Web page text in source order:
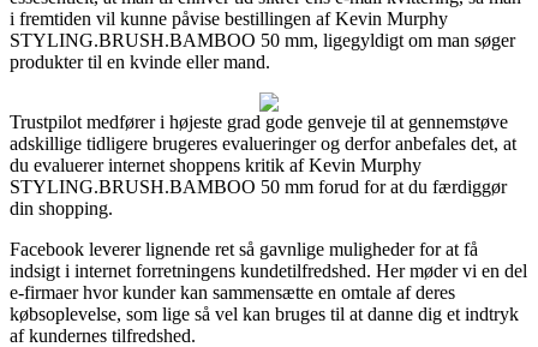
i fremtiden vil kunne påvise bestillingen af Kevin Murphy
STYLING.BRUSH.BAMBOO 50 mm, ligegyldigt om man søger
produkter til en kvinde eller mand.
Trustpilot medfører i højeste grad gode genveje til at gennemstøve
adskillige tidligere brugeres evalueringer og derfor anbefales det, at
du evaluerer internet shoppens kritik af Kevin Murphy
STYLING.BRUSH.BAMBOO 50 mm forud for at du færdiggør
din shopping.
Facebook leverer lignende ret så gavnlige muligheder for at få
indsigt i internet forretningens kundetilfredshed. Her møder vi en del
e-firmaer hvor kunder kan sammensætte en omtale af deres
købsoplevelse, som lige så vel kan bruges til at danne dig et indtryk
af kundernes tilfredshed.